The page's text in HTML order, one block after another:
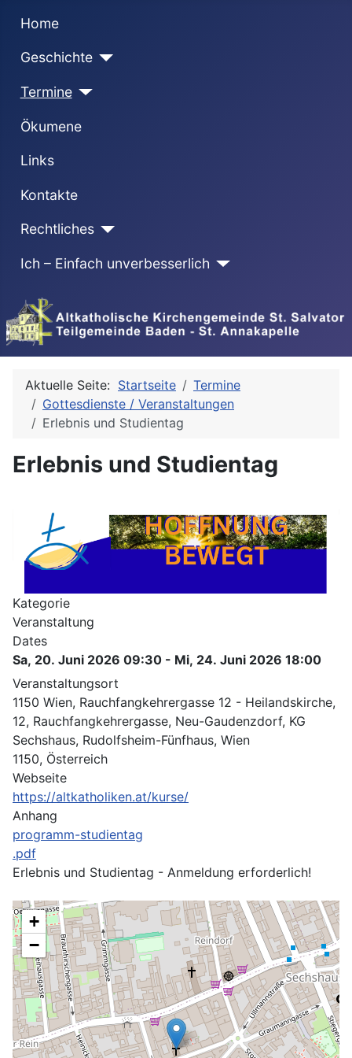
Home
Geschichte
Termine
Ökumene
Links
Kontakte
Rechtliches
Ich – Einfach unverbesserlich
Aktuelle Seite: Startseite
Termine
Gottesdienste / Veranstaltungen
Erlebnis und Studientag
Erlebnis und Studientag
Kategorie
Veranstaltung
Dates
Sa, 20. Juni 2026 09:30 - Mi, 24. Juni 2026 18:00
Veranstaltungsort
1150 Wien, Rauchfangkehrergasse 12 - Heilandskirche,
12, Rauchfangkehrergasse, Neu-Gaudenzdorf, KG
Sechshaus, Rudolfsheim-Fünfhaus, Wien
1150, Österreich
Webseite
https://altkatholiken.at/kurse/
Anhang
programm-studientag
.pdf
Erlebnis und Studientag - Anmeldung erforderlich!
+
−